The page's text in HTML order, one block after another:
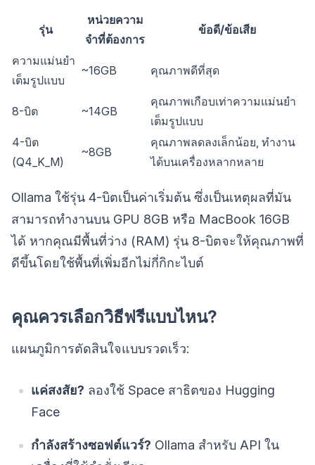
รุ่น
หน่วยความ
จำที่ต้องการ
ข้อดี/ข้อเสีย
ความแม่นยำ
เต็มรูปแบบ
~16GB คุณภาพดีที่สุด
8-บิต ~14GB
คุณภาพเกือบเท่าความแม่นยำ
เต็มรูปแบบ
4-บิต
(Q4_K_M)
~8GB
คุณภาพลดลงเล็กน้อย, ทำงาน
ได้บนเครื่องหลากหลาย
Ollama ใช้รุ่น 4-บิตเป็นค่าเริ่มต้น ซึ่งเป็นเหตุผลที่มัน
สามารถทำงานบน GPU 8GB หรือ MacBook 16GB
ได้ หากคุณมีพื้นที่ว่าง (RAM) รุ่น 8-บิตจะให้คุณภาพที่
ดีขึ้นโดยใช้พื้นที่เพิ่มอีกไม่กี่กิกะไบต์
คุณควรเลือกวิธีฟรีแบบไหน?
แผนภูมิการตัดสินใจแบบรวดเร็ว:
แค่สงสัย? ลองใช้ Space สาธิตของ Hugging
Face
กำลังสร้างซอฟต์แวร์? Ollama สำหรับ API ใน